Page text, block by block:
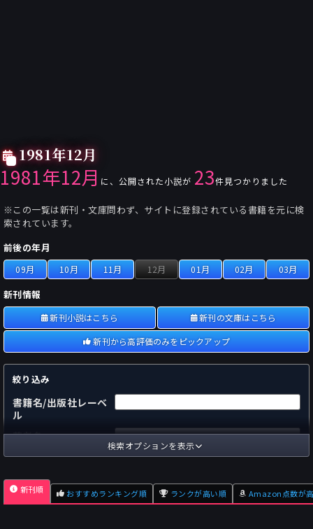
1981年12月
1981年12月 に、公開された小説が 23件見つかりました
※この一覧は新刊・文庫問わず、サイトに登録されている書籍を元に検
索されています。
前後の年月
09月 10月 11月 12月 01月 02月 03月
新刊情報
新刊小説はこちら
新刊の文庫はこちら
新刊から高評価のみをピックアップ
絞り込み
書籍名/出版社レーベ
ル
著者名
国内
海外
出版社
検索オプションを表示
新刊順 おすすめランキング順 ランクが高い順 Amazon点数が